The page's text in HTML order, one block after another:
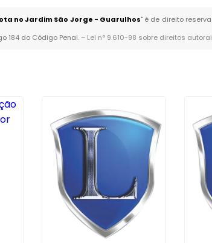
no Jardim São Jorge - Guarulhos" é de direito
184 do Código Penal. – Lei n° 9.610-98 sobre direitos